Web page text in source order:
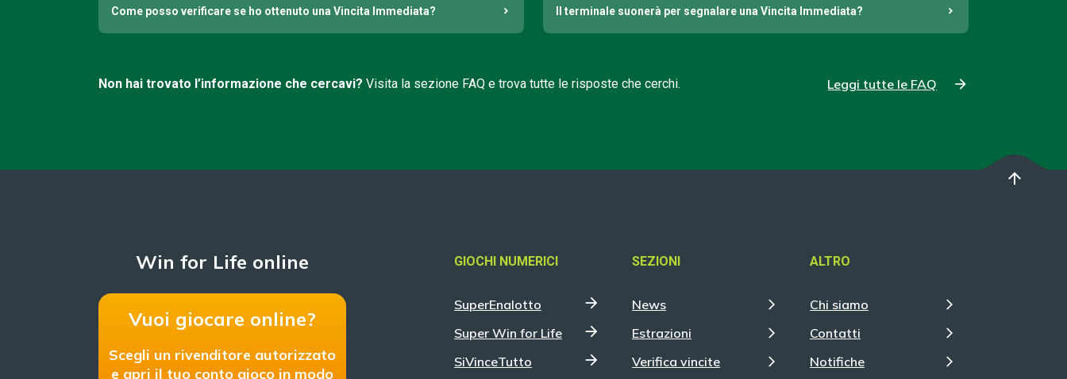
Come posso verificare se ho ottenuto una Vincita Immediata? Il terminale suonerà per segnalare una Vincita Immediata?
Non hai trovato l’informazione che cercavi? Visita la sezione FAQ e trova tutte le risposte che cerchi. Leggi tutte le FAQ
arrow_upward
Win for Life online
Vuoi giocare online?
Scegli un rivenditore autorizzato
e apri il tuo conto gioco in modo
GIOCHI NUMERICI
SuperEnalotto
Super Win for Life
SiVinceTutto
SEZIONI
News
Estrazioni
Verifica vincite
ALTRO
Chi siamo
Contatti
Notifiche